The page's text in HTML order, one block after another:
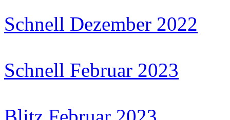
Schnell Dezember 2022
Schnell Februar 2023